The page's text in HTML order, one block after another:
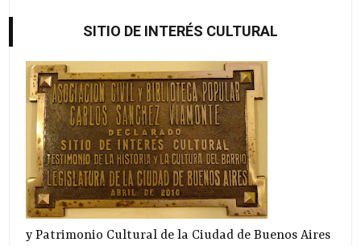
SITIO DE INTERÉS CULTURAL
y Patrimonio Cultural de la Ciudad de Buenos Aires